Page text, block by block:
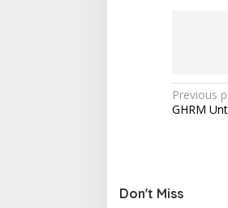
Post
Previous
GHRM
Don't Miss